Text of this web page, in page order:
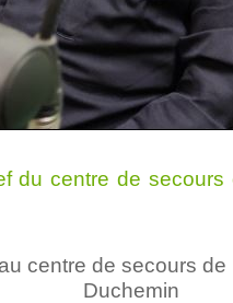
du centre de
centre de secours
Duchemin